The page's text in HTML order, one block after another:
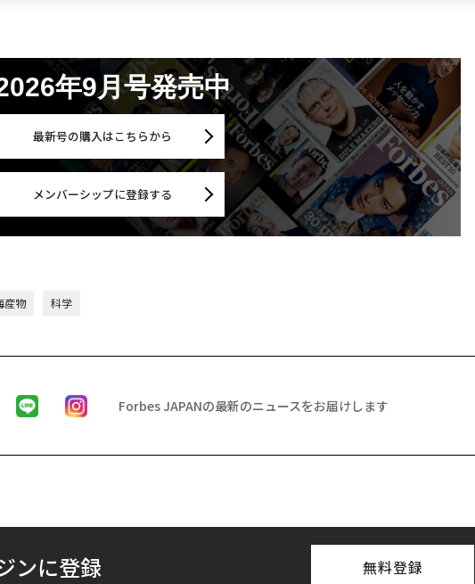
年9月号発売中
最新号の購入はこちらから
メンバーシップに登録する
産物 科学
Forbes JAPANの最新のニュースをお届けします
ンに登録 無料登録